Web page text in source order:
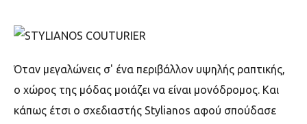
Όταν μεγαλώνεις σ' ένα περιβάλλον υψηλής ραπτικής,
ο χώρος της μόδας μοιάζει να είναι μονόδρομος. Και
κάπως έτσι ο σχεδιαστής Stylianos αφού σπούδασε